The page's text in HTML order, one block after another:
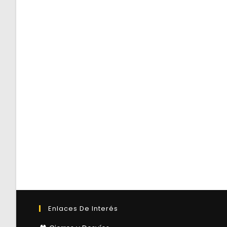
Enlaces De Interés